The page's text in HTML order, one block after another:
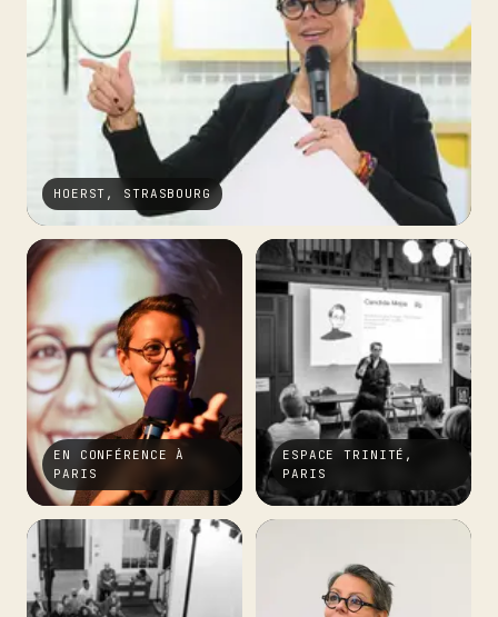
HOERST, STRASBOURG
EN CONFÉRENCE À
PARIS
ESPACE TRINITÉ,
PARIS